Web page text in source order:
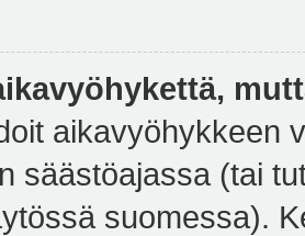
aikavyöhykkeen
säästöajassa (tai
suomessa).